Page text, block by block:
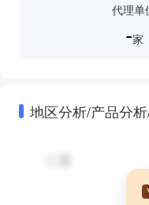
代理单
-家
地区分析/产品分